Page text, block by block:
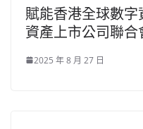
賦能香港全球數
資產上市公司聯合
2025 年 8 月 27 日